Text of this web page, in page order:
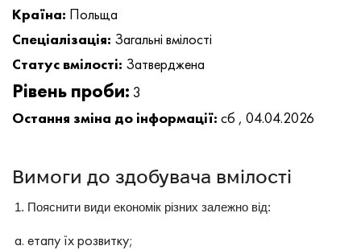
Країна: Польща
Спеціалізація: Загальні вмілості
Статус вмілості: Затверджена
Рівень проби: 3
Остання зміна до інформації: сб , 04.04.2026
Вимоги до здобувача вмілості
1. Пояснити види економік різних залежно від:
а. етапу їх розвитку;